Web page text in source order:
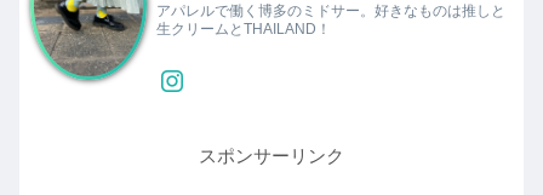
アパレルで働く博多のミドサー。好きなものは推しと
生クリームとTHAILAND！
スポンサーリンク